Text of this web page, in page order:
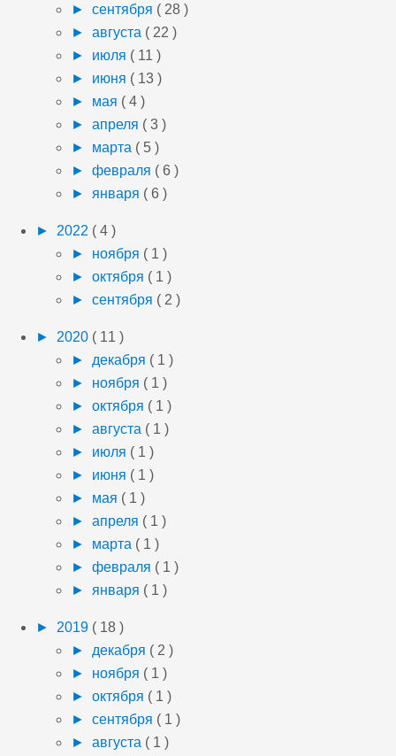
► сентября ( 28 )
► августа ( 22 )
► июля ( 11 )
► июня ( 13 )
► мая ( 4 )
► апреля ( 3 )
► марта ( 5 )
► февраля ( 6 )
► января ( 6 )
► 2022 ( 4 )
► ноября ( 1 )
► октября ( 1 )
► сентября ( 2 )
► 2020 ( 11 )
► декабря ( 1 )
► ноября ( 1 )
► октября ( 1 )
► августа ( 1 )
► июля ( 1 )
► июня ( 1 )
► мая ( 1 )
► апреля ( 1 )
► марта ( 1 )
► февраля ( 1 )
► января ( 1 )
► 2019 ( 18 )
► декабря ( 2 )
► ноября ( 1 )
► октября ( 1 )
► сентября ( 1 )
► августа ( 1 )